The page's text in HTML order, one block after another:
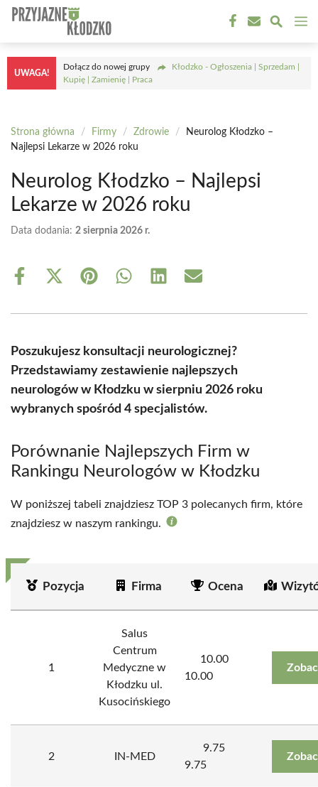
Przejdź
treści
UWAGA!
Dołącz do nowej grupy
Kłodzko - Ogłoszenia | Sprzedam |
Kupię | Zamienię | Praca
Strona główna / Firmy / Zdrowie /
Neurolog Kłodzko –
Najlepsi Lekarze w 2026 roku
Neurolog Kłodzko – Najlepsi
Lekarze w 2026 roku
Data dodania: 2 sierpnia 2026 r.
Share
Share
(Twitter)
Share Share Share Share
Poszukujesz konsultacji neurologicznej?
Przedstawiamy zestawienie najlepszych
neurologów w Kłodzku w sierpniu 2026 roku
wybranych spośród 4 specjalistów.
Porównanie Najlepszych Firm w
Rankingu Neurologów w Kłodzku
W poniższej tabeli znajdziesz TOP 3 polecanych firm, które
znajdziesz w naszym rankingu.
Pozycja Firma Ocena
1
Salus
Centrum
Medyczne w
Kłodzku ul.
Kusocińskiego
10.00
10.00
2 IN-MED
9.75
9.75